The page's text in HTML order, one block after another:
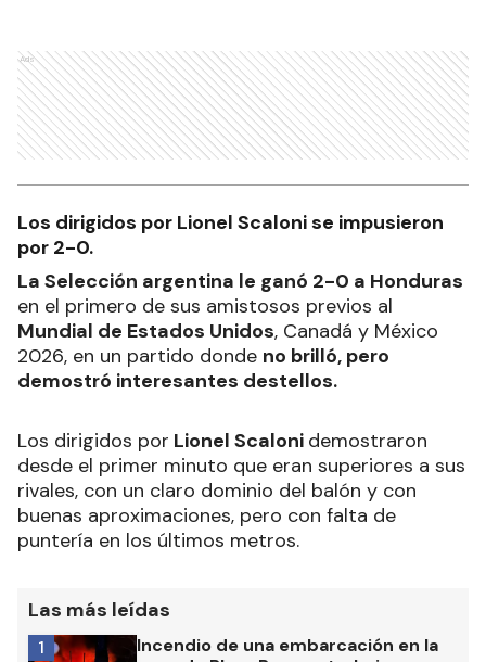
Ads
Los dirigidos por Lionel Scaloni se impusieron
por 2-0.
La Selección argentina le ganó 2-0 a Honduras
en el primero de sus amistosos previos al
Mundial de Estados Unidos, Canadá y México
2026, en un partido donde no brilló, pero
demostró interesantes destellos.
Los dirigidos por Lionel Scaloni demostraron
desde el primer minuto que eran superiores a sus
rivales, con un claro dominio del balón y con
buenas aproximaciones, pero con falta de
puntería en los últimos metros.
Las más leídas
Incendio de una embarcación en la
1